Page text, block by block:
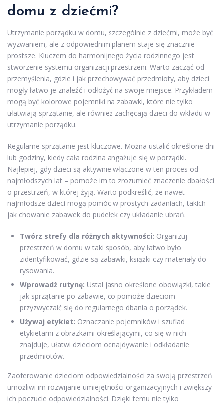
domu z dziećmi?
Utrzymanie porządku w domu, szczególnie z dziećmi, może być
wyzwaniem, ale z odpowiednim planem staje się znacznie
prostsze. Kluczem do harmonijnego życia rodzinnego jest
stworzenie systemu organizacji przestrzeni. Warto zacząć od
przemyślenia, gdzie i jak przechowywać przedmioty, aby dzieci
mogły łatwo je znaleźć i odłożyć na swoje miejsce. Przykładem
mogą być kolorowe pojemniki na zabawki, które nie tylko
ułatwiają sprzątanie, ale również zachęcają dzieci do wkładu w
utrzymanie porządku.
Regularne sprzątanie jest kluczowe. Można ustalić określone dni
lub godziny, kiedy cała rodzina angażuje się w porządki.
Najlepiej, gdy dzieci są aktywnie włączone w ten proces od
najmłodszych lat – pomoże im to zrozumieć znaczenie dbałości
o przestrzeń, w której żyją. Warto podkreślić, że nawet
najmłodsze dzieci mogą pomóc w prostych zadaniach, takich
jak chowanie zabawek do pudełek czy układanie ubrań.
Twórz strefy dla różnych aktywności: Organizuj
przestrzeń w domu w taki sposób, aby łatwo było
zidentyfikować, gdzie są zabawki, książki czy materiały do
rysowania.
Wprowadź rutynę: Ustal jasno określone obowiązki, takie
jak sprzątanie po zabawie, co pomoże dzieciom
przyzwyczaić się do regularnego dbania o porządek.
Używaj etykiet: Oznaczanie pojemników i szuflad
etykietami z obrazkami określającymi, co się w nich
znajduje, ułatwi dzieciom odnajdywanie i odkładanie
przedmiotów.
Zaoferowanie dzieciom odpowiedzialności za swoją przestrzeń
umożliwi im rozwijanie umiejętności organizacyjnych i zwiększy
ich poczucie odpowiedzialności. Dzięki temu nie tylko